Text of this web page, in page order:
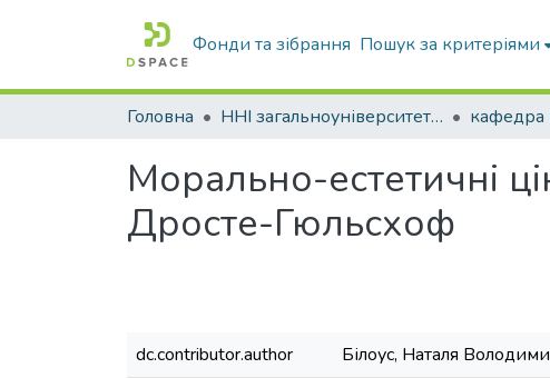
Фонди та зібрання Пошук за критеріями
Головна ННІ загальноуніверситетської підготовки кафедра
Морально-естетичні
Дросте-Гюльсхоф
dc.contributor.author
Білоус, Наталя